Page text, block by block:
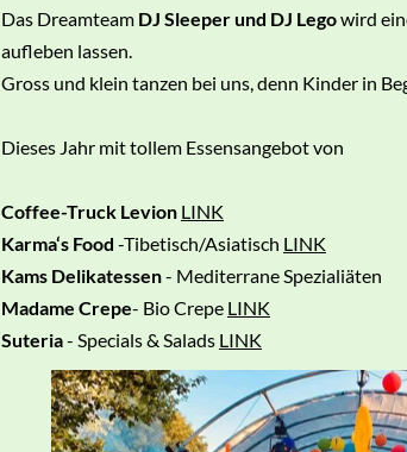
Das Dreamteam DJ Sleeper und DJ Legowird
aufleben lassen.
Gross und klein tanzen bei uns, denn Kinder in
Dieses Jahr mit tollem Essensangebot von
Coffee-Truck Levion LINK
Karma‘s Food -Tibetisch/Asiatisch LINK
Kams Delikatessen- Mediterrane Spezialiäten
Madame Crepe- Bio Crepe LINK
Suteria- Specials & Salads LINK